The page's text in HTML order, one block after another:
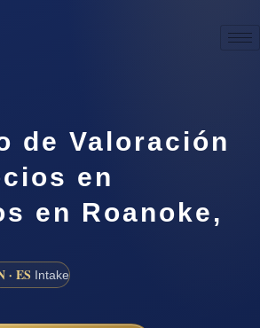
de Valoración
en
en Roanoke,
· ES Intake